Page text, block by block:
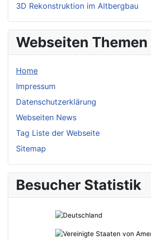
3D Rekonstruktion im Altbergbau
Webseiten Themen
Home
Impressum
Datenschutzerklärung
Webseiten News
Tag Liste der Webseite
Sitemap
Besucher Statistik